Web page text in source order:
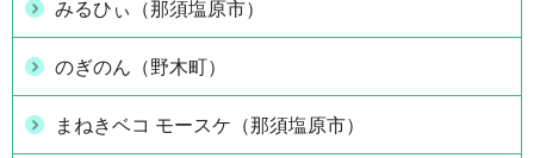
みるひぃ（那須塩原市）
のぎのん（野木町）
まねきベコ モースケ（那須塩原市）